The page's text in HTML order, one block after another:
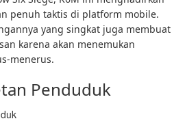
penuh taktis di platform mobile.
yang singkat juga membuat
karena akan menemukan
menerus.
Penduduk